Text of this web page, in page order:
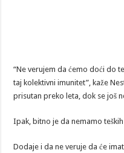
“Ne verujem da ćemo doći do
taj kolektivni imunitet”, kaže
prisutan preko leta, dok se još
Ipak, bitno je da nemamo
Dodaje i da ne veruje da će